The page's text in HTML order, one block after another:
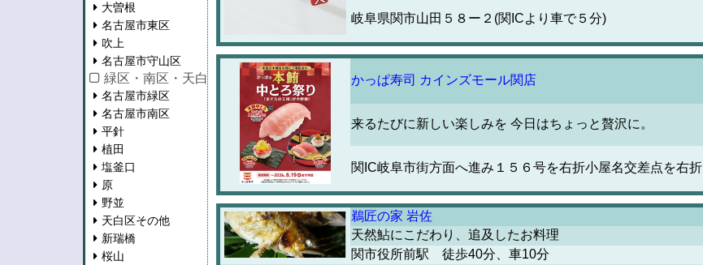
岐阜県関市山田５８ー２(関ICより車で５分)
かっぱ寿司 カインズモール関店
来るたびに新しい楽しみを 今日はちょっと贅沢に。
関IC岐阜市街方面へ進み１５６号を右折小屋名交差点を右折
鵜匠の家 岩佐
天然鮎にこだわり、追及したお料理
関市役所前駅 徒歩40分、車10分
大曽根
名古屋市東区
吹上
名古屋市守山区
緑区・南区・天白区・瑞穂区
名古屋市緑区
名古屋市南区
平針
植田
塩釜口
原
野並
天白区その他
新瑞橋
桜山